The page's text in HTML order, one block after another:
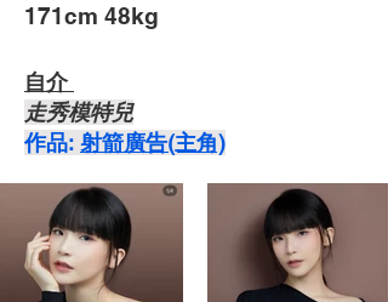
​171cm 48kg
自介 ​
走秀模特兒
​作品: 射箭廣告(主角)